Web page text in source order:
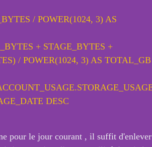
/ POWER(1024, 3) AS
+ STAGE_BYTES +
/ POWER(1024, 3) AS TOTAL_GB
DESC
pour le jour courant , il suffit d'enlever